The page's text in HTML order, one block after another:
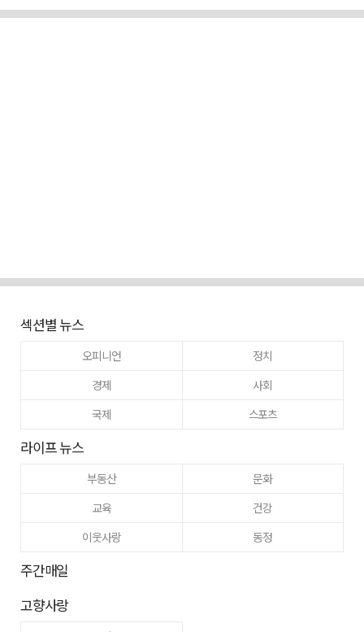
섹션별 뉴스
오피니언
정치
경제
사회
국제
스포츠
라이프 뉴스
부동산
문화
교육
건강
이웃사랑
동정
주간매일
고향사랑